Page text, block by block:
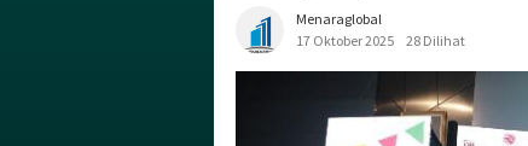
Menaraglobal
17 Oktober 2025
28 Dilihat